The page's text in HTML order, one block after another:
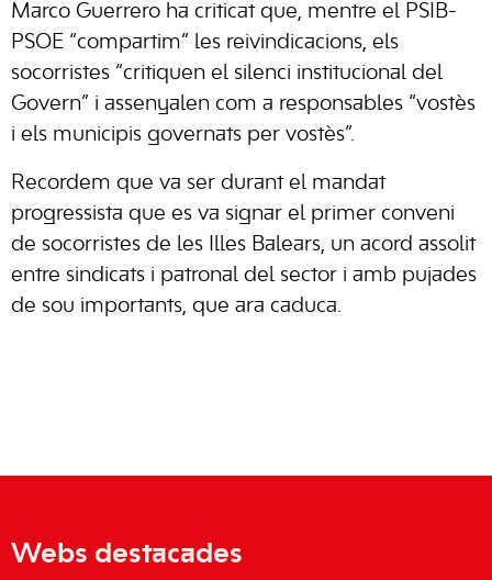
Marco Guerrero ha criticat que, mentre el PSIB-
PSOE “compartim” les reivindicacions, els
socorristes “critiquen el silenci institucional del
Govern” i assenyalen com a responsables “vostès
i els municipis governats per vostès”.
Recordem que va ser durant el mandat
progressista que es va signar el primer conveni
de socorristes de les Illes Balears, un acord assolit
entre sindicats i patronal del sector i amb pujades
de sou importants, que ara caduca.
Webs destacades